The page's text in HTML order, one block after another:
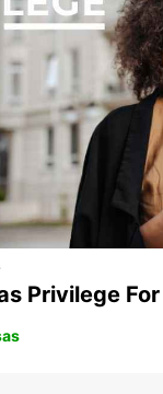
Privilege